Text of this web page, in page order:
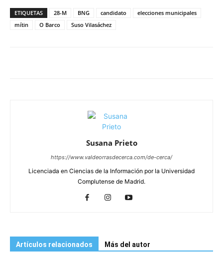
ETIQUETAS 28-M BNG candidato
elecciones municipales
mítin
O Barco Suso Vilasáchez
Susana Prieto
https://www.valdeorrasdecerca.com/de-cerca/
Licenciada en Ciencias de la Información por la Universidad
Complutense de Madrid.
Artículos relacionados Más del autor